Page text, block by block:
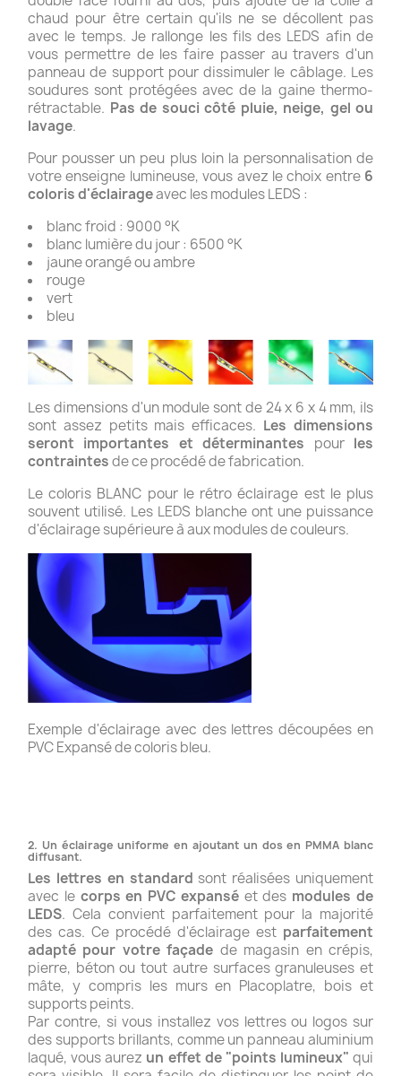
chaud pour être certain qu'ils ne se décollent pas
avec le temps. Je rallonge les fils des LEDS afin de
vous permettre de les faire passer au travers d'un
panneau de support pour dissimuler le câblage. Les
soudures sont protégées avec de la gaine thermo-
rétractable. Pas de souci côté pluie, neige, gel ou
lavage.
Pour pousser un peu plus loin la personnalisation de
votre enseigne lumineuse, vous avez le choix entre 6
coloris d'éclairageavec les modules LEDS :
blanc froid : 9000 °K
blanc lumière du jour : 6500 °K
jaune orangé ou ambre
rouge
vert
bleu
Les dimensions d'un module sont de 24 x 6 x 4 mm, ils
sont assez petits mais efficaces. Les dimensions
seront importantes et déterminantes pour les
contraintesde ce procédé de fabrication.
Le coloris BLANC pour le rétro éclairage est le plus
souvent utilisé. Les LEDS blanche ont une puissance
d'éclairage supérieure à aux modules de couleurs.
Exemple d'éclairage avec des lettres découpées en
PVC Expansé de coloris bleu.
2. Un éclairage uniforme en ajoutant un dos en PMMA blanc
diffusant.
Les lettres en standard sont réalisées uniquement
avec le corps en PVC expanséet des modules de
LEDS. Cela convient parfaitement pour la majorité
des cas. Ce procédé d'éclairage est parfaitement
adapté pour votre façade de magasin en crépis,
pierre, béton ou tout autre surfaces granuleuses et
mâte, y compris les murs en Placoplatre, bois et
supports peints.
Par contre, si vous installez vos lettres ou logos sur
des supports brillants, comme un panneau aluminium
laqué, vous aurez un effet de "points lumineux" qui